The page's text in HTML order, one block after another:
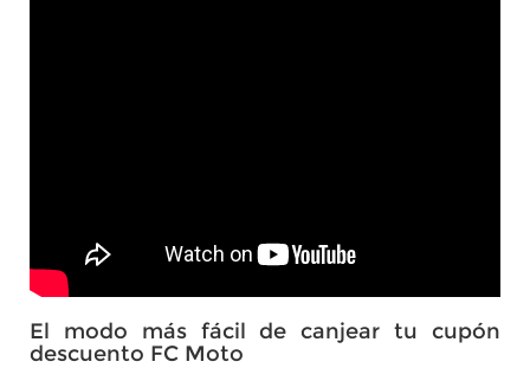
El modo más fácil de canjear tu cupón
descuento FC Moto